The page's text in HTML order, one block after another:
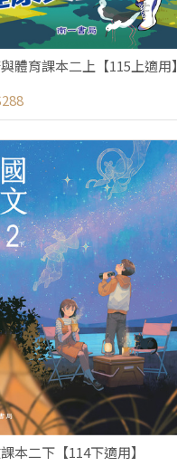
體育課本二上【115上適用】
本二下【114下適用】